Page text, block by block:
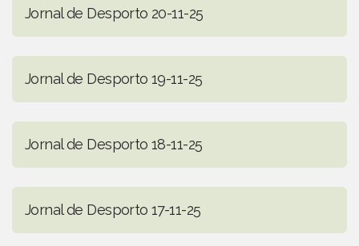
Jornal de Desporto 20-11-25
Jornal de Desporto 19-11-25
Jornal de Desporto 18-11-25
Jornal de Desporto 17-11-25